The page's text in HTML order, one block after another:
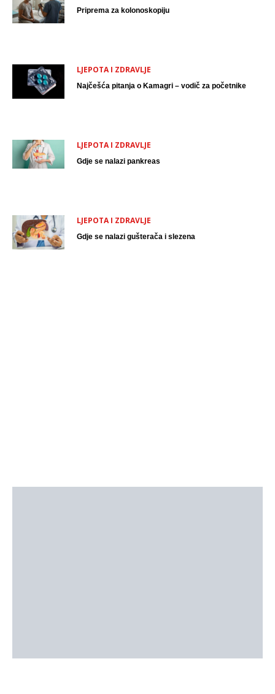
Priprema za kolonoskopiju
LJEPOTA I ZDRAVLJE
Najčešća pitanja o Kamagri – vodič za početnike
LJEPOTA I ZDRAVLJE
Gdje se nalazi pankreas
LJEPOTA I ZDRAVLJE
Gdje se nalazi gušterača i slezena